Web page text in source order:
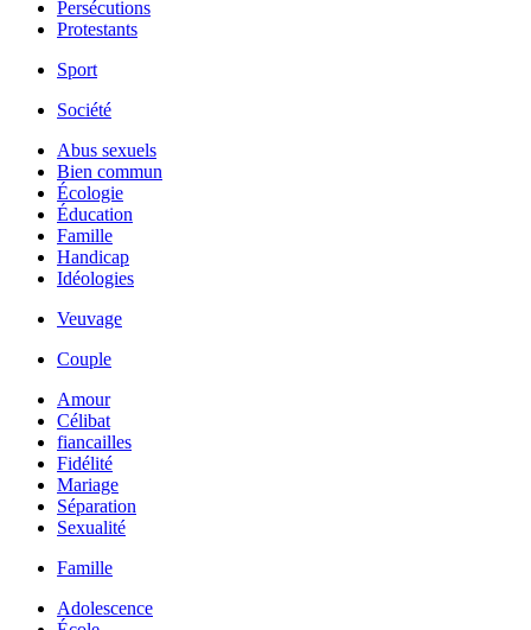
Persécutions
Protestants
Sport
Société
Abus sexuels
Bien commun
Écologie
Éducation
Famille
Handicap
Idéologies
Veuvage
Couple
Amour
Célibat
fiancailles
Fidélité
Mariage
Séparation
Sexualité
Famille
Adolescence